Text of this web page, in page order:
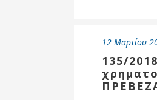
12 Μαρτίου
135/